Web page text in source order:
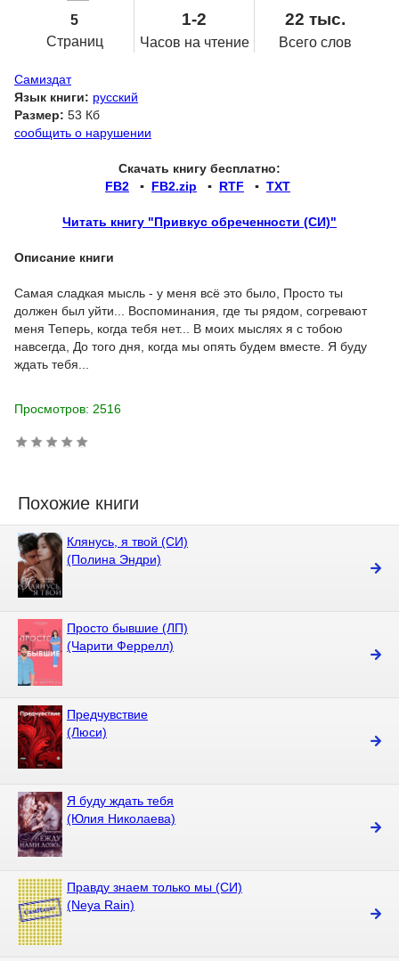
5
Страниц
1-2
Часов на чтение
22 тыс.
Всего слов
Самиздат
Язык книги: русский
Размер: 53 Кб
сообщить о нарушении
Скачать книгу бесплатно:
FB2 ▪ FB2.zip ▪ RTF ▪ TXT
Читать книгу "Привкус обреченности (СИ)"
Описание книги
Самая сладкая мысль - у меня всё это было, Просто ты
должен был уйти... Воспоминания, где ты рядом, согревают
меня Теперь, когда тебя нет... В моих мыслях я с тобою
навсегда, До того дня, когда мы опять будем вместе. Я буду
ждать тебя...
Просмотров: 2516
Похожие книги
Клянусь, я твой (СИ)
(Полина Эндри)
Просто бывшие (ЛП)
(Чарити Феррелл)
Предчувствие
(Люси)
Я буду ждать тебя
(Юлия Николаева)
Правду знаем только мы (СИ)
(Neya Rain)